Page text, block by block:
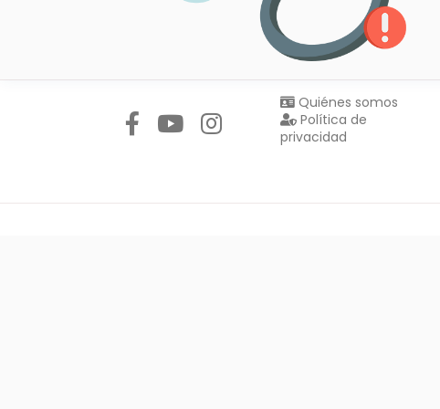
Quiénes somos
Política de
privacidad